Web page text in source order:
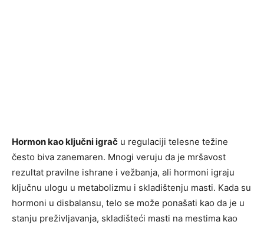
Hormon kao ključni igrač u regulaciji telesne težine
često biva zanemaren. Mnogi veruju da je mršavost
rezultat pravilne ishrane i vežbanja, ali hormoni igraju
ključnu ulogu u metabolizmu i skladištenju masti. Kada su
hormoni u disbalansu, telo se može ponašati kao da je u
stanju preživljavanja, skladišteći masti na mestima kao